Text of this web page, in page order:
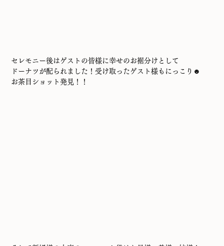
セレモニー後はゲストの皆様に幸せのお裾分けとして
ドーナツが配られました！受け取ったゲスト様もにっこり☻
お茶目ショット発見！！